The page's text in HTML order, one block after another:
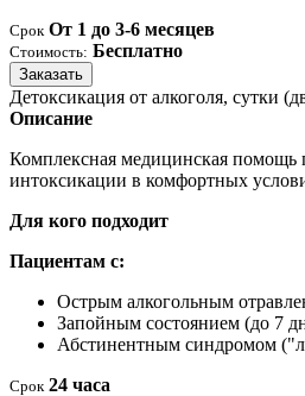
Срок От 1 до 3-6 месяцев
Стоимость: Бесплатно
Заказать
Детоксикация от алкоголя, сутки
Описание
Комплексная медицинская помощь
интоксикации в комфортных
Для кого подходит
Пациентам с:
Острым алкогольным
Запойным состоянием (до 7
Абстинентным синдромом
Срок 24 часа